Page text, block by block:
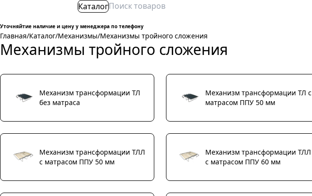
Каталог
Уточняйтие наличие и цену у менеджера по телефону
Главная/Каталог/Механизмы/Механизмы тройного сложения
Механизмы тройного сложения
Механизм трансформации ТЛ
без матраса
Механизм трансформации ТЛ с
матрасом ППУ 50 мм
Механизм трансформации ТЛЛ
с матрасом ППУ 50 мм
Механизм трансформации ТЛЛ
с матрасом ППУ 60 мм